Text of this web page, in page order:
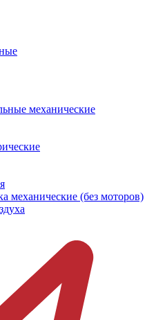
механические
механические (без моторов)